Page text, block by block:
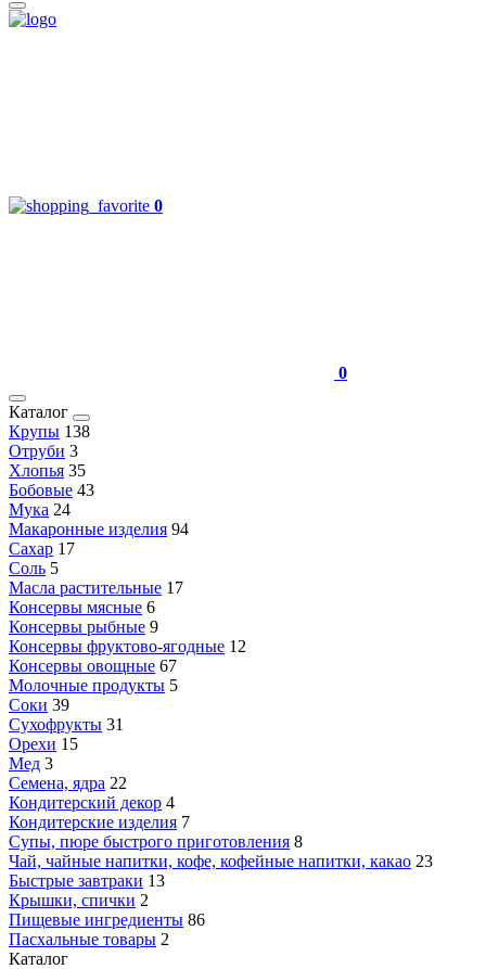
0
0
Каталог
Крупы 138
Отруби 3
Хлопья 35
Бобовые 43
Мука 24
Макаронные изделия 94
Сахар 17
Соль 5
Масла растительные 17
Консервы мясные 6
Консервы рыбные 9
Консервы фруктово-ягодные 12
Консервы овощные 67
Молочные продукты 5
Соки 39
Сухофрукты 31
Орехи 15
Мед 3
Семена, ядра 22
Кондитерский декор 4
Кондитерские изделия 7
Супы, пюре быстрого приготовления 8
Чай, чайные напитки, кофе, кофейные напитки, какао 23
Быстрые завтраки 13
Крышки, спички 2
Пищевые ингредиенты 86
Пасхальные товары 2
Каталог